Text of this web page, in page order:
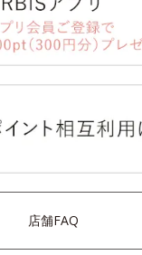
店舗FAQ